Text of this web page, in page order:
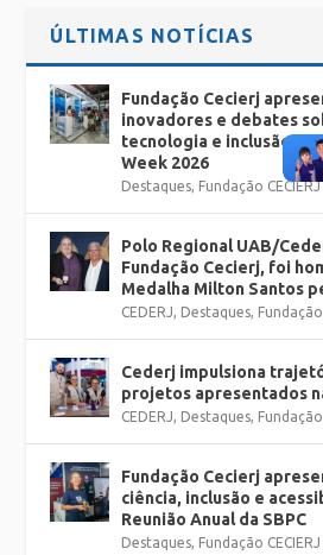
ÚLTIMAS NOTÍCIAS
Fundação Cecierj
inovadores e debates
tecnologia e inclusão no
Week 2026
Destaques, Fundação CECIERJ
Polo Regional UAB/
Fundação Cecierj, foi
Medalha Milton Santos
CEDERJ, Destaques, Fundação
Cederj impulsiona
projetos apresentados
CEDERJ, Destaques, Fundação
Fundação Cecierj
ciência, inclusão e
Reunião Anual da SBPC
Destaques, Fundação CECIERJ